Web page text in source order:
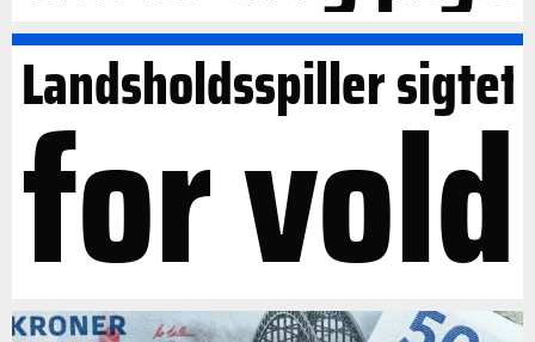
Landsholdsspiller sigtet
for vold